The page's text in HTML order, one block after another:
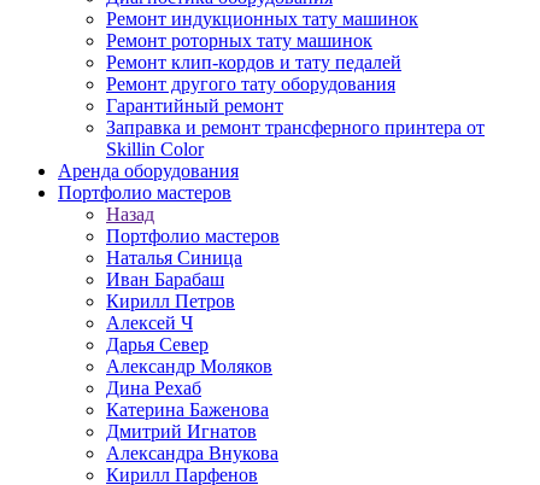
Ремонт индукционных тату машинок
Ремонт роторных тату машинок
Ремонт клип-кордов и тату педалей
Ремонт другого тату оборудования
Гарантийный ремонт
Заправка и ремонт трансферного принтера от
Skillin Color
Аренда оборудования
Портфолио мастеров
Назад
Портфолио мастеров
Наталья Синица
Иван Барабаш
Кирилл Петров
Алексей Ч
Дарья Север
Александр Моляков
Дина Рехаб
Катерина Баженова
Дмитрий Игнатов
Александра Внукова
Кирилл Парфенов